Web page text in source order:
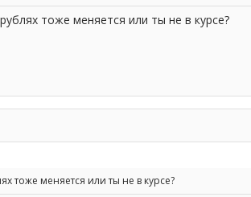
тоже меняется или ты не в курсе?
тоже меняется или ты не в курсе?